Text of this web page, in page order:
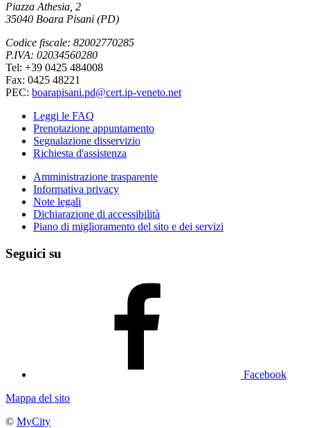
Piazza Athesia, 2
35040 Boara Pisani (PD)
Codice fiscale: 82002770285
P.IVA: 02034560280
Tel: +39 0425 484008
Fax: 0425 48221
PEC: boarapisani.pd@cert.ip-veneto.net
Leggi le FAQ
Prenotazione appuntamento
Segnalazione disservizio
Richiesta d'assistenza
Amministrazione trasparente
Informativa privacy
Note legali
Dichiarazione di accessibilità
Piano di miglioramento del sito e dei servizi
Seguici su
Facebook
Mappa del sito
© MyCity